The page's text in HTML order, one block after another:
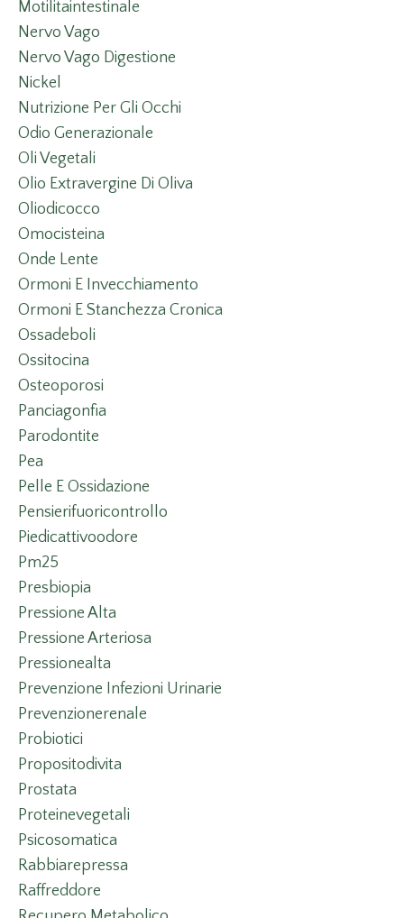
Motilitaintestinale
Nervo Vago
Nervo Vago Digestione
Nickel
Nutrizione Per Gli Occhi
Odio Generazionale
Oli Vegetali
Olio Extravergine Di Oliva
Oliodicocco
Omocisteina
Onde Lente
Ormoni E Invecchiamento
Ormoni E Stanchezza Cronica
Ossadeboli
Ossitocina
Osteoporosi
Panciagonfia
Parodontite
Pea
Pelle E Ossidazione
Pensierifuoricontrollo
Piedicattivoodore
Pm25
Presbiopia
Pressione Alta
Pressione Arteriosa
Pressionealta
Prevenzione Infezioni Urinarie
Prevenzionerenale
Probiotici
Propositodivita
Prostata
Proteinevegetali
Psicosomatica
Rabbiarepressa
Raffreddore